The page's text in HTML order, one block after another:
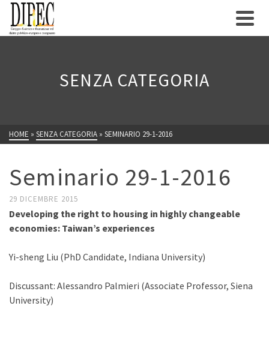
SENZA CATEGORIA
HOME » SENZA CATEGORIA » SEMINARIO 29-1-2016
Seminario 29-1-2016
29 DICEMBRE 2015
Developing the right to housing in highly changeable
economies: Taiwan’s experiences
Yi-sheng Liu (PhD Candidate, Indiana University)
Discussant: Alessandro Palmieri (Associate Professor, Siena
University)